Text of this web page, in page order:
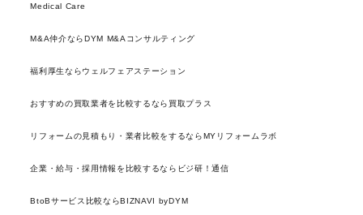
Medical Care
M&A仲介ならDYM M&Aコンサルティング
福利厚生ならウェルフェアステーション
おすすめの買取業者を比較するなら買取プラス
リフォームの見積もり・業者比較をするならMYリフォームラボ
企業・給与・採用情報を比較するならビジ研！通信
BtoBサービス比較ならBIZNAVI byDYM